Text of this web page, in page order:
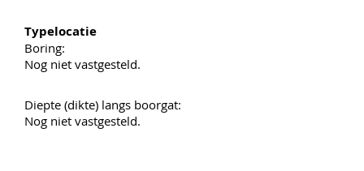
Typelocatie
Boring:
Nog niet vastgesteld.
Diepte (dikte) langs boorgat:
Nog niet vastgesteld.